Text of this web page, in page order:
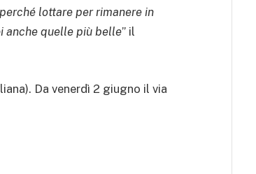
lottare per rimanere in
anche quelle più belle” il
Da venerdì 2 giugno il via